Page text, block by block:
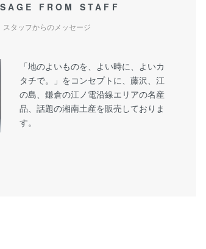
FROM STAFF
スタッフからのメッセージ
「地のよいものを、よい時に、よいカ
タチで。」をコンセプトに、藤沢、江
の島、鎌倉の江ノ電沿線エリアの名産
品、話題の湘南土産を販売しておりま
す。